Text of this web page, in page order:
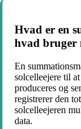
Hvad er en
hvad bruger
En
solcelleejere til
produceres og
registrerer den
solcelleejeren
data.